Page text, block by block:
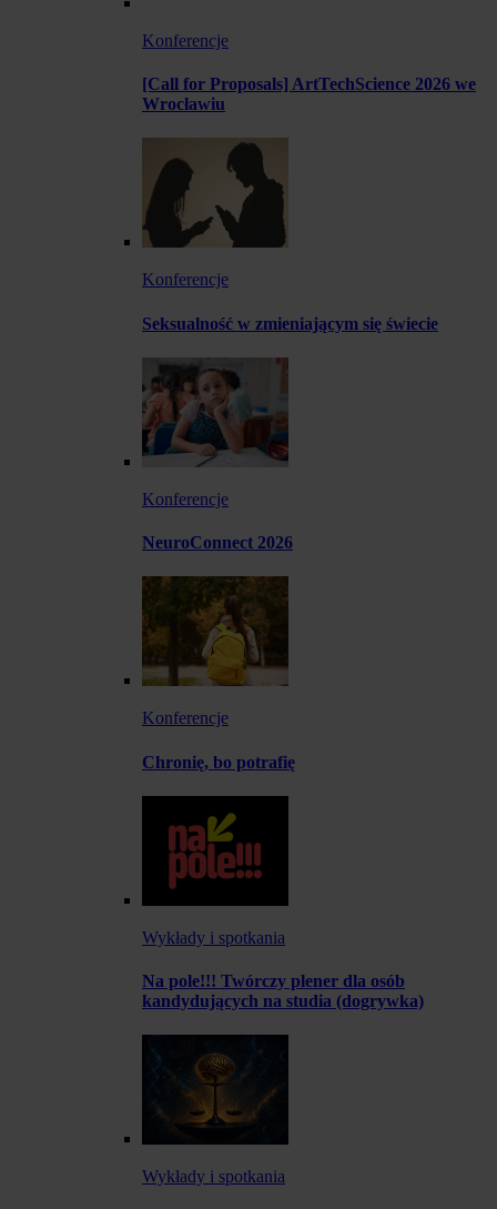
Konferencje
[Call for Proposals] ArtTechScience 2026 we
Wrocławiu
Konferencje
Seksualność w zmieniającym się świecie
Konferencje
NeuroConnect 2026
Konferencje
Chronię, bo potrafię
Wykłady i spotkania
Na pole!!! Twórczy plener dla osób
kandydujących na studia (dogrywka)
Wykłady i spotkania